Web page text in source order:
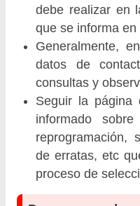
debe realizar en
que se informa
Generalmente,
datos de
consultas y
Seguir la página
informado
reprogramación,
de erratas, etc
proceso de